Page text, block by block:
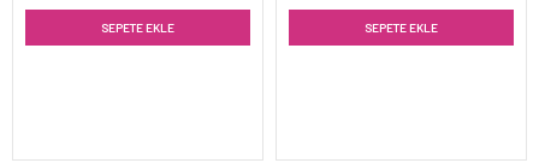
SEPETE EKLE SEPETE EKLE